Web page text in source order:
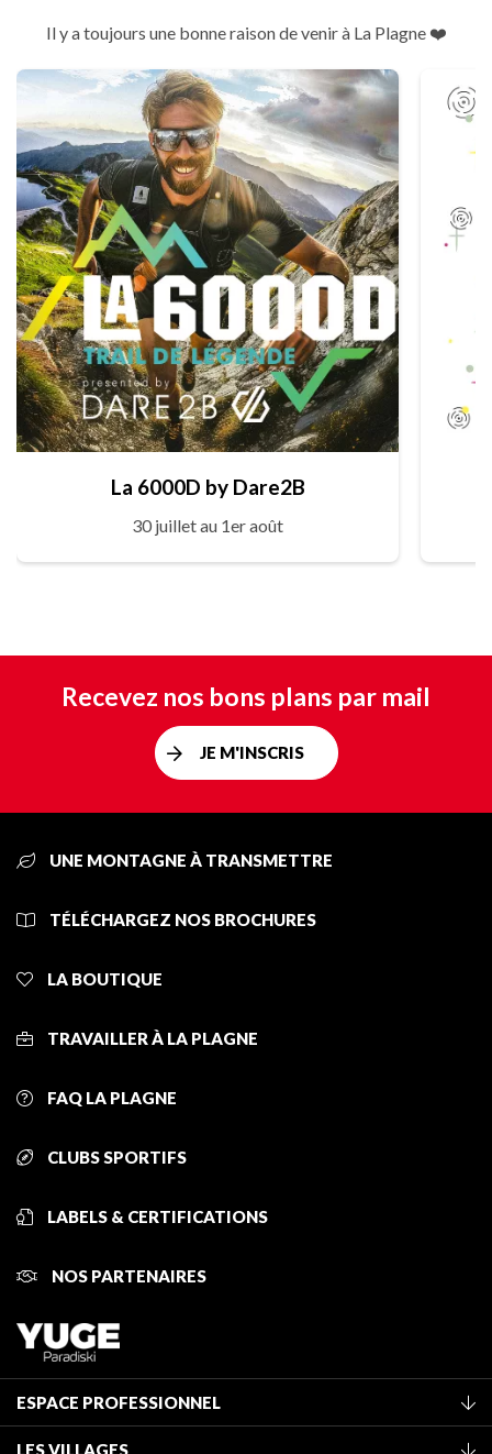
Il y a toujours une bonne raison de venir à La Plagne ❤️
La 6000D by Dare2B
30 juillet au 1er août
Recevez nos bons plans par mail
JE M'INSCRIS
UNE MONTAGNE À TRANSMETTRE
TÉLÉCHARGEZ NOS BROCHURES
LA BOUTIQUE
TRAVAILLER À LA PLAGNE
FAQ LA PLAGNE
CLUBS SPORTIFS
LABELS & CERTIFICATIONS
NOS PARTENAIRES
ESPACE PROFESSIONNEL
LES VILLAGES